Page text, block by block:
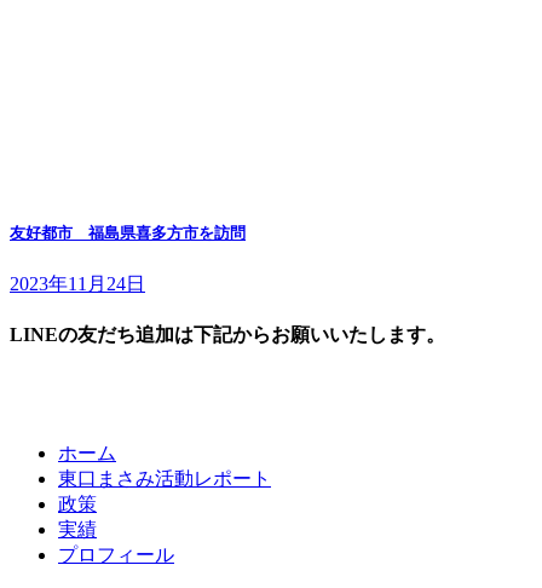
友好都市 福島県喜多方市を訪問
2023年11月24日
LINEの友だち追加は下記からお願いいたします。
ホーム
東口まさみ活動レポート
政策
実績
プロフィール